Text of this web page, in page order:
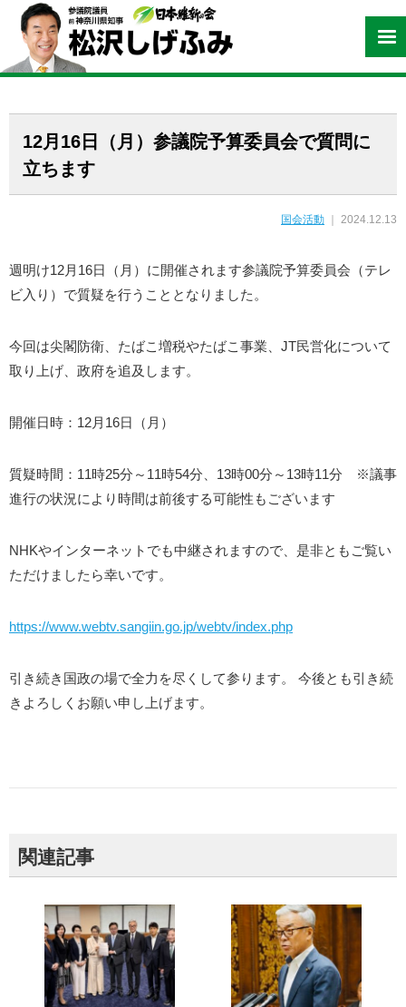
12月16日（月）参議院予算委員会で質問に
立ちます
国会活動 ｜ 2024.12.13
週明け12月16日（月）に開催されます参議院予算委員会（テレ
ビ入り）で質疑を行うこととなりました。
今回は尖閣防衛、たばこ増税やたばこ事業、JT民営化について
取り上げ、政府を追及します。
開催日時：12月16日（月）
質疑時間：11時25分～11時54分、13時00分～13時11分 ※議事
進行の状況により時間は前後する可能性もございます
NHKやインターネットでも中継されますので、是非ともご覧い
ただけましたら幸いです。
https://www.webtv.sangiin.go.jp/webtv/index.php
引き続き国政の場で全力を尽くして参ります。 今後とも引き続
きよろしくお願い申し上げます。
関連記事